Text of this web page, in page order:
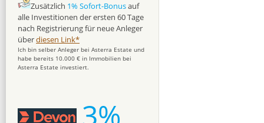
Zusätzlich 1% Sofort-Bonusauf
alle Investitionen der ersten 60 Tage
nach Registrierung für neue Anleger
überdiesen Link*
Ich bin selber Anleger bei Asterra Estate und
habe bereits 10.000 € in Immobilien bei
Asterra Estate investiert.
3%